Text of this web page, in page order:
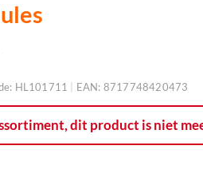
HL101711 EAN: 8717748420473
dit product is niet